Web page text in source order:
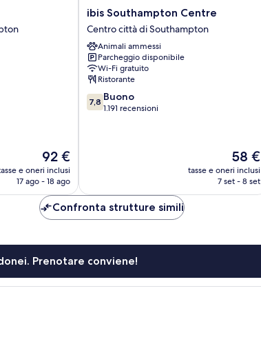
Il
prezzo
attuale
92 €
92 €
e oneri inclusi
17 ago - 18 ago
ibis
Southampton
Centre
Centro
città
di
Southampton
ibis Southampton Centre
Centro città di Southampton
Animali ammessi
Parcheggio disponibile
Wi-Fi gratuito
Ristorante
7.8
su
7,8 Buono
1.191 recensioni
Il
prezzo
attuale
58 €
tasse e oneri inclusi
7 set - 8 set
Confronta strutture simili
Prenotare conviene!